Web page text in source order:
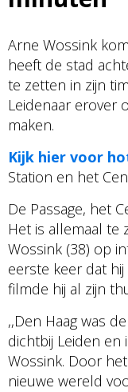
Arne Wossink
heeft de stad
te zetten in zijn
Leidenaar erover
maken.
Kijk hier voor
Station en het
De Passage, het
Het is allemaal te
Wossink (38) op
eerste keer dat hij
filmde hij al zijn
,,Den Haag was
dichtbij Leiden en
Wossink. Door
nieuwe wereld